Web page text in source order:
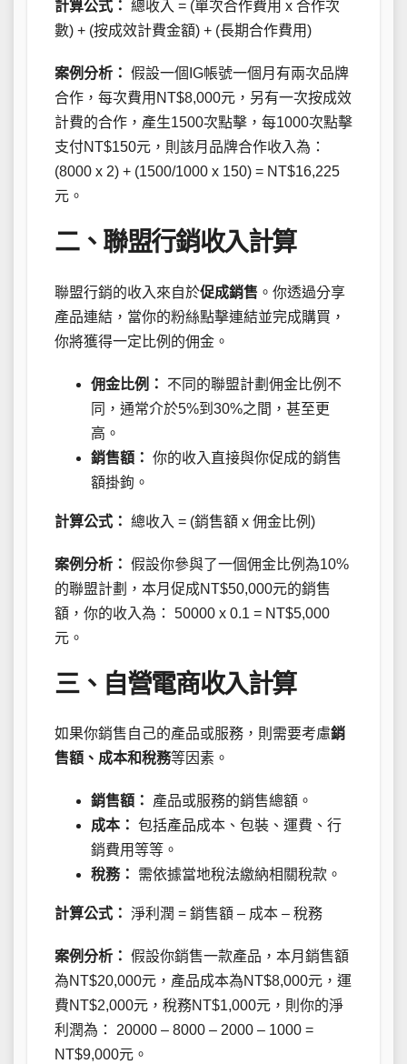
計算公式： 總收入 = (單次合作費用 x 合作次
數) + (按成效計費金額) + (長期合作費用)
案例分析： 假設一個IG帳號一個月有兩次品牌
合作，每次費用NT$8,000元，另有一次按成效
計費的合作，產生1500次點擊，每1000次點擊
支付NT$150元，則該月品牌合作收入為：
(8000 x 2) + (1500/1000 x 150) = NT$16,225
元。
二、聯盟行銷收入計算
聯盟行銷的收入來自於促成銷售 。你透過分享
產品連結，當你的粉絲點擊連結並完成購買，
你將獲得一定比例的佣金。
佣金比例：
不同的聯盟計劃佣金比例不
同，通常介於5%到30%之間，甚至更
高。
銷售額： 你的收入直接與你促成的銷售
額掛鉤。
計算公式： 總收入 = (銷售額 x 佣金比例)
案例分析： 假設你參與了一個佣金比例為10%
的聯盟計劃，本月促成NT$50,000元的銷售
額，你的收入為： 50000 x 0.1 = NT$5,000
元。
三、自營電商收入計算
如果你銷售自己的產品或服務，則需要考慮銷
售額、成本和稅務等因素。
銷售額：
產品或服務的銷售總額。
成本： 包括產品成本、包裝、運費、行
銷費用等等。
稅務：
需依據當地稅法繳納相關稅款。
計算公式： 淨利潤 = 銷售額 – 成本 – 稅務
案例分析： 假設你銷售一款產品，本月銷售額
為NT$20,000元，產品成本為NT$8,000元，運
費NT$2,000元，稅務NT$1,000元，則你的淨
利潤為： 20000 – 8000 – 2000 – 1000 =
NT$9,000元。